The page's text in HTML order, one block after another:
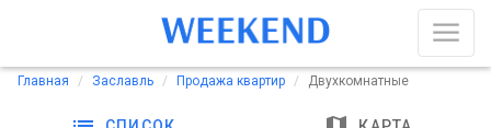
Главная Заславль Продажа квартир Двухкомнатные